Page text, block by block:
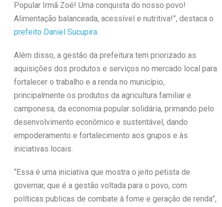
Popular Irmã Zoé! Uma conquista do nosso povo!
Alimentação balanceada, acessível e nutritiva!”, destaca o
prefeito Daniel Sucupira.
Além disso, a gestão da prefeitura tem priorizado as
aquisições dos produtos e serviços no mercado local para
fortalecer o trabalho e a renda no município,
principalmente os produtos da agricultura familiar e
camponesa, da economia popular solidária, primando pelo
desenvolvimento econômico e sustentável, dando
empoderamento e fortalecimento aos grupos e às
iniciativas locais.
“Essa é uma iniciativa que mostra o jeito petista de
governar, que é a gestão voltada para o povo, com
políticas publicas de combate à fome e geração de renda”,